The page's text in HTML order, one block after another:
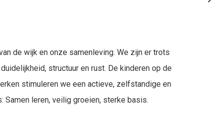
de wijk en onze samenleving. We zijn er trots
structuur en rust. De kinderen op de
stimuleren we een actieve, zelfstandige en
Samen leren, veilig groeien, sterke basis.